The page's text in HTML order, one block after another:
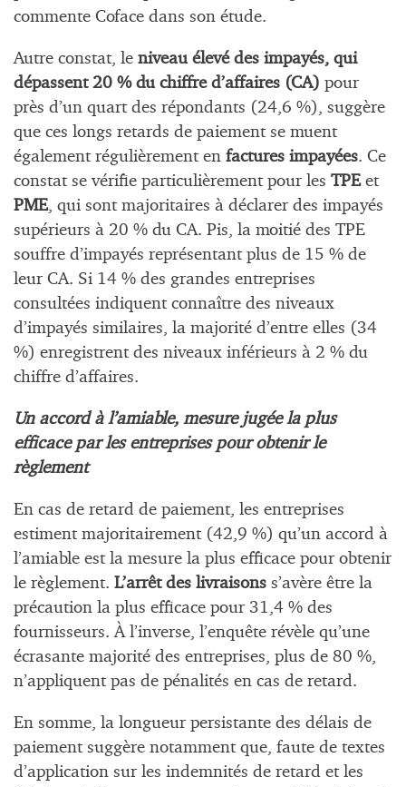
commente Coface dans son étude.
Autre constat, le niveau élevé des impayés, qui
dépassent 20 % du chiffre d’affaires (CA) pour
près d’un quart des répondants (24,6 %), suggère
que ces longs retards de paiement se muent
également régulièrement en factures impayées. Ce
constat se vérifie particulièrement pour les TPEet
PME, qui sont majoritaires à déclarer des impayés
supérieurs à 20 % du CA. Pis, la moitié des TPE
souffre d’impayés représentant plus de 15 % de
leur CA. Si 14 % des grandes entreprises
consultées indiquent connaître des niveaux
d’impayés similaires, la majorité d’entre elles (34
%) enregistrent des niveaux inférieurs à 2 % du
chiffre d’affaires.
Un accord à l’amiable, mesure jugée la plus
efficace par les entreprises pour obtenir le
règlement
En cas de retard de paiement, les entreprises
estiment majoritairement (42,9 %) qu’un accord à
l’amiable est la mesure la plus efficace pour obtenir
le règlement. L’arrêt des livraisons s’avère être la
précaution la plus efficace pour 31,4 % des
fournisseurs. À l’inverse, l’enquête révèle qu’une
écrasante majorité des entreprises, plus de 80 %,
n’appliquent pas de pénalités en cas de retard.
En somme, la longueur persistante des délais de
paiement suggère notamment que, faute de textes
d’application sur les indemnités de retard et les